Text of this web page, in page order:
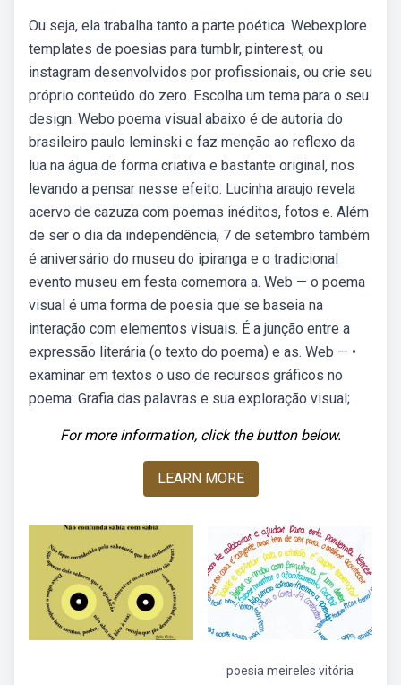
Ou seja, ela trabalha tanto a parte poética. Webexplore
templates de poesias para tumblr, pinterest, ou
instagram desenvolvidos por profissionais, ou crie seu
próprio conteúdo do zero. Escolha um tema para o seu
design. Webo poema visual abaixo é de autoria do
brasileiro paulo leminski e faz menção ao reflexo da
lua na água de forma criativa e bastante original, nos
levando a pensar nesse efeito. Lucinha araujo revela
acervo de cazuza com poemas inéditos, fotos e. Além
de ser o dia da independência, 7 de setembro também
é aniversário do museu do ipiranga e o tradicional
evento museu em festa comemora a. Web — o poema
visual é uma forma de poesia que se baseia na
interação com elementos visuais. É a junção entre a
expressão literária (o texto do poema) e as. Web — •
examinar em textos o uso de recursos gráficos no
poema: Grafia das palavras e sua exploração visual;
For more information, click the button below.
LEARN MORE
poesia meireles vitória